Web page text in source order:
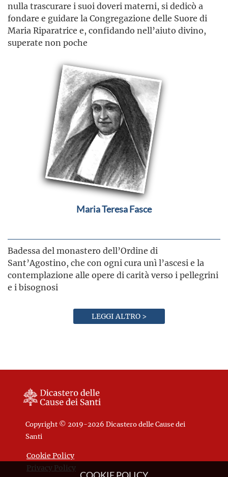
nulla trascurare i suoi doveri materni, si dedicò a
fondare e guidare la Congregazione delle Suore di
Maria Riparatrice e, confidando nell’aiuto divino,
superate non poche
Maria Teresa Fasce
Badessa del monastero dell’Ordine di
Sant’Agostino, che con ogni cura unì l’ascesi e la
contemplazione alle opere di carità verso i pellegrini
e i bisognosi
LEGGI ALTRO >
Copyright © 2019-2026 Dicastero delle Cause dei
Santi
Cookie Policy
Privacy Policy
COOKIE POLICY